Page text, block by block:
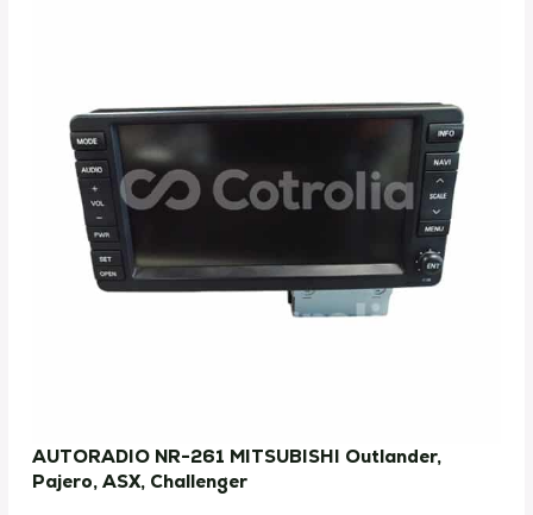
AUTORADIO NR-261 MITSUBISHI Outlander,
Pajero, ASX, Challenger